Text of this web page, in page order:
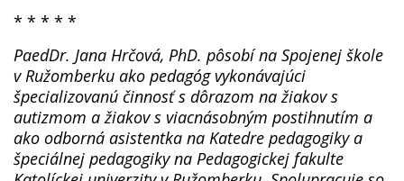
* * * * *
PaedDr. Jana Hrčová, PhD. pôsobí na Spojenej škole
v Ružomberku ako pedagóg vykonávajúci
špecializovanú činnosť s dôrazom na žiakov s
autizmom a žiakov s viacnásobným postihnutím a
ako odborná asistentka na Katedre pedagogiky a
špeciálnej pedagogiky na Pedagogickej fakulte